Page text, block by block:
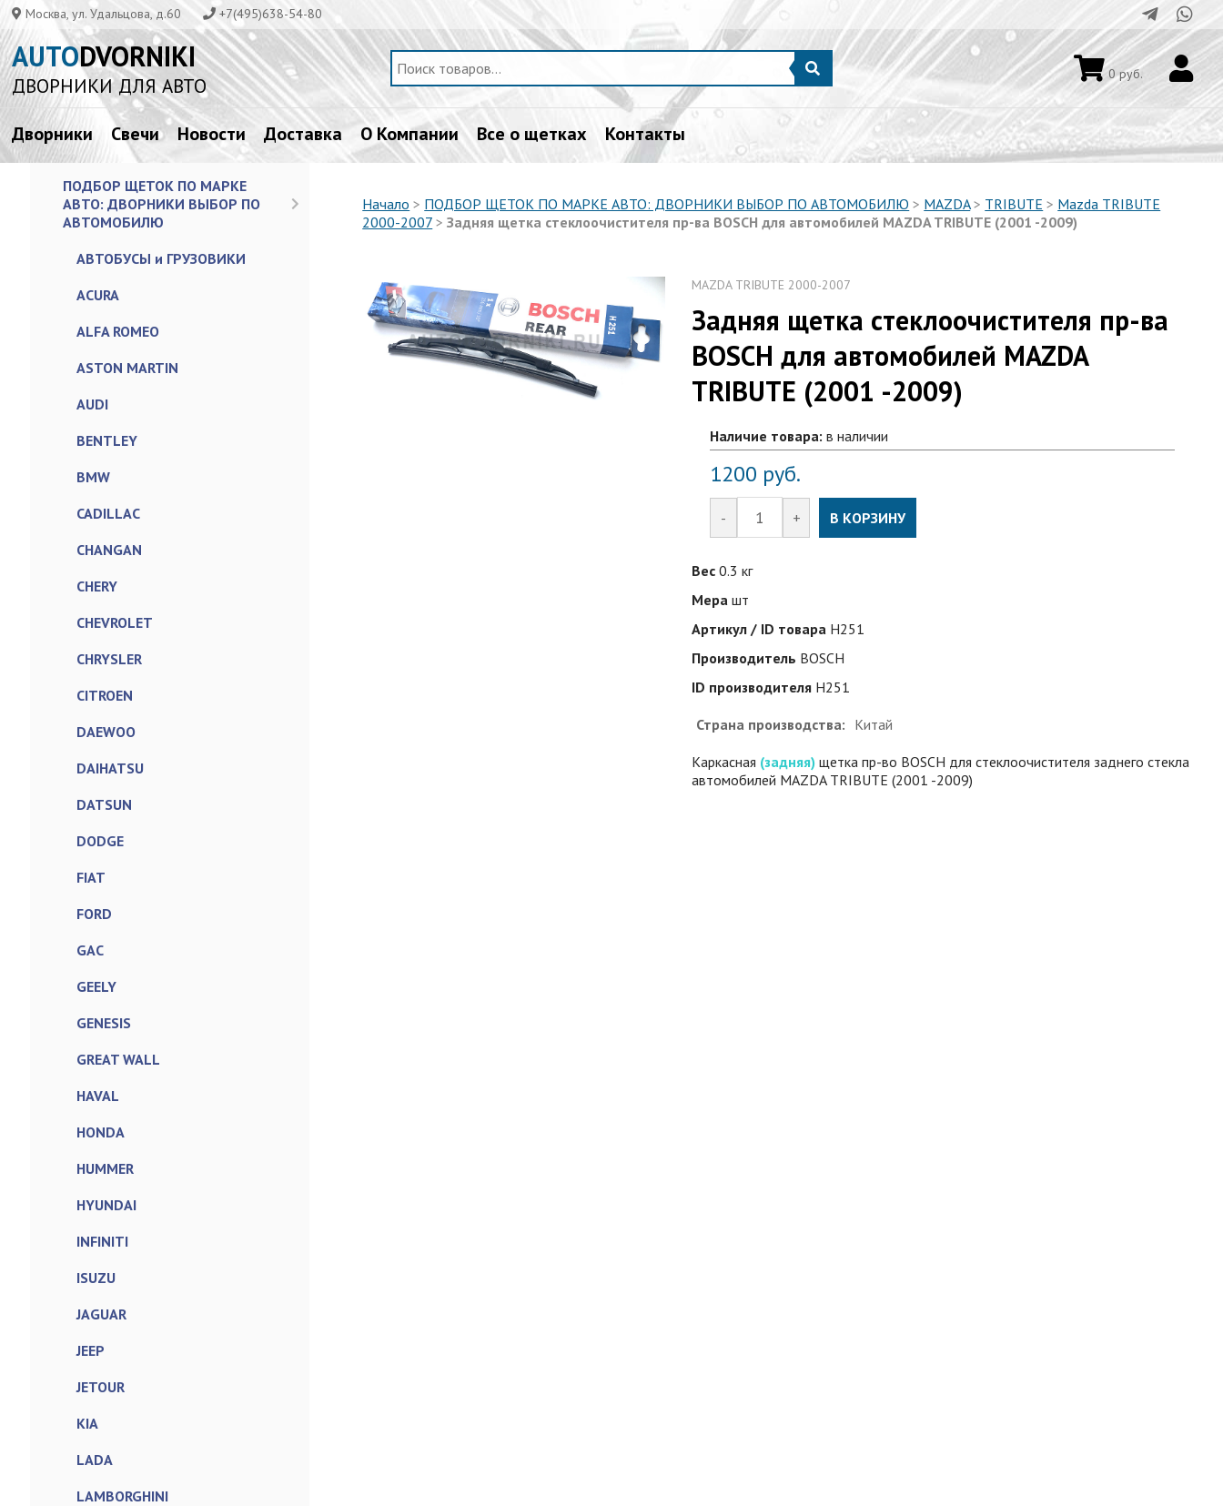
Москва, ул. Удальцова, д.60 +7(495)638-54-80
AUTODVORNIKI
ДВОРНИКИ ДЛЯ АВТО 0руб.
Дворники Свечи Новости Доставка О Компании Все о щетках Контакты
ПОДБОР ЩЕТОК ПО МАРКЕ
АВТО: ДВОРНИКИ ВЫБОР ПО
АВТОМОБИЛЮ
АВТОБУСЫ и ГРУЗОВИКИ
ACURA
ALFA ROMEO
ASTON MARTIN
AUDI
BENTLEY
BMW
CADILLAC
CHANGAN
CHERY
CHEVROLET
CHRYSLER
CITROEN
DAEWOO
DAIHATSU
DATSUN
DODGE
FIAT
FORD
GAC
GEELY
GENESIS
GREAT WALL
HAVAL
HONDA
HUMMER
HYUNDAI
INFINITI
ISUZU
JAGUAR
JEEP
JETOUR
KIA
LADA
LAMBORGHINI
Начало > ПОДБОР ЩЕТОК ПО МАРКЕ АВТО: ДВОРНИКИ ВЫБОР ПО АВТОМОБИЛЮ > MAZDA> TRIBUTE > Mazda TRIBUTE
2000-2007 >Задняя щетка стеклоочистителя пр-ва BOSCH для автомобилей MAZDA TRIBUTE (2001 -2009)
MAZDA TRIBUTE 2000-2007
Задняя щетка стеклоочистителя пр-ва
BOSCH для автомобилей MAZDA
TRIBUTE (2001 -2009)
Наличие товара: в наличии
1200 руб.
- + В КОРЗИНУ
Вес 0.3 кг
Мера шт
Артикул / ID товара H251
Производитель BOSCH
ID производителя H251
Страна производства: Китай
Каркасная (задняя) щетка пр-во BOSCH для стеклоочистителя заднего стекла
автомобилей MAZDA TRIBUTE (2001 -2009)